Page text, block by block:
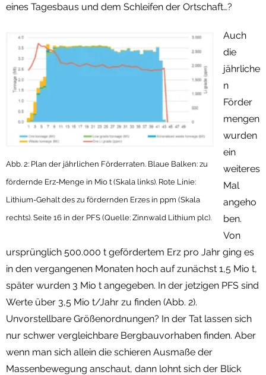
eines Tagesbaus und dem Schleifen der Ortschaft…?
Abb. 2: Plan der jährlichen Förderraten. Blaue Balken: zu
fördernde Erz-Menge in Mio t (Skala links). Rote Linie:
Lithium-Gehalt des zu fördernden Erzes in ppm (Skala
rechts). Seite 16 in der PFS (Quelle: Zinnwald Lithium plc).
Auch
die
jährliche
n
Förder
mengen
wurden
ein
weiteres
Mal
angeho
ben.
Von
ursprünglich 500.000 t gefördertem Erz pro Jahr ging es
in den vergangenen Monaten hoch auf zunächst 1,5 Mio t,
später wurden 3 Mio t angegeben. In der jetzigen PFS sind
Werte über 3,5 Mio t/Jahr zu finden (Abb. 2).
Unvorstellbare Größenordnungen? In der Tat lassen sich
nur schwer vergleichbare Bergbauvorhaben finden. Aber
wenn man sich allein die schieren Ausmaße der
Massenbewegung anschaut, dann lohnt sich der Blick